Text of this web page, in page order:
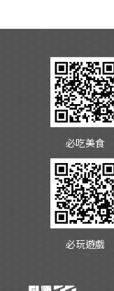
必吃美食
必玩遊戲